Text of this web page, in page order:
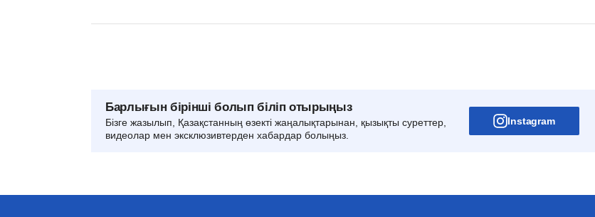
Барлығын бірінші болып біліп отырыңыз
Бізге жазылып, Қазақстанның өзекті жаңалықтарынан, қызықты суреттер,
видеолар мен эксклюзивтерден хабардар болыңыз.
Instagram